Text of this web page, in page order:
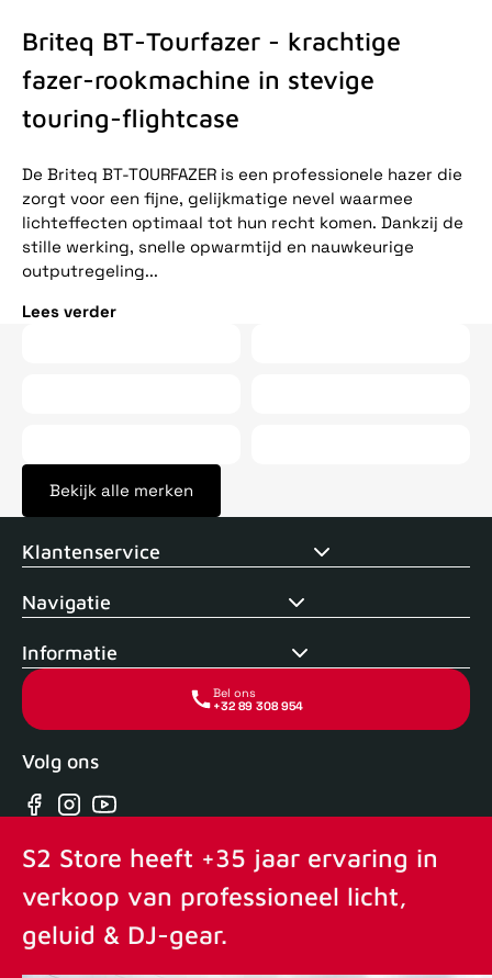
Briteq BT-Tourfazer - krachtige
fazer-rookmachine in stevige
touring-flightcase
De Briteq BT-TOURFAZER is een professionele hazer die
zorgt voor een fijne, gelijkmatige nevel waarmee
lichteffecten optimaal tot hun recht komen. Dankzij de
stille werking, snelle opwarmtijd en nauwkeurige
outputregeling...
Lees verder
Bekijk alle merken
Voor 15uur besteld, zelfde dag verstuurd Echte winkel +35
Klantenservice
Navigatie
Informatie
Bel ons
+32 89 308 954
Volg ons
Facebook
Instagram
YouTube
S2 Store heeft +35 jaar ervaring in
verkoop van professioneel licht,
geluid & DJ-gear.